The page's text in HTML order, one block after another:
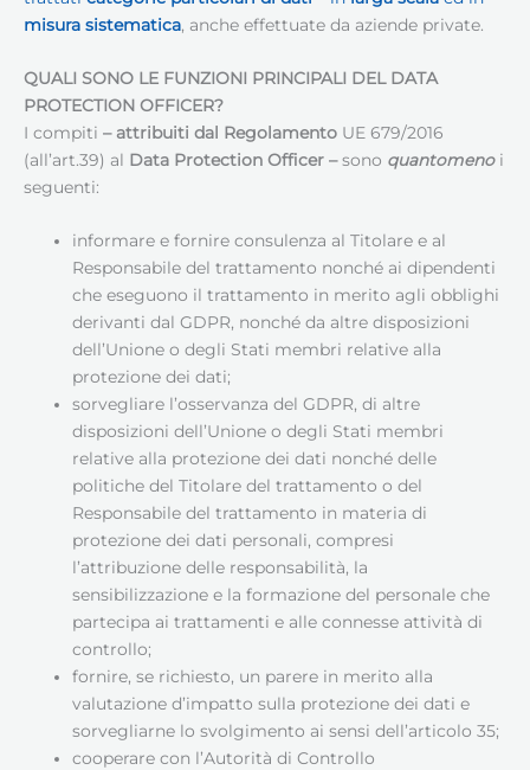
misura sistematica, anche effettuate da aziende private.
QUALI SONO LE FUNZIONI PRINCIPALI DEL DATA
PROTECTION OFFICER?
I compiti – attribuiti dal Regolamento UE 679/2016
(all’art.39) al Data Protection Officer –sono quantomenoi
seguenti:
informare e fornire consulenza al Titolare e al
Responsabile del trattamento nonché ai dipendenti
che eseguono il trattamento in merito agli obblighi
derivanti dal GDPR, nonché da altre disposizioni
dell’Unione o degli Stati membri relative alla
protezione dei dati;
sorvegliare l’osservanza del GDPR, di altre
disposizioni dell’Unione o degli Stati membri
relative alla protezione dei dati nonché delle
politiche del Titolare del trattamento o del
Responsabile del trattamento in materia di
protezione dei dati personali, compresi
l’attribuzione delle responsabilità, la
sensibilizzazione e la formazione del personale che
partecipa ai trattamenti e alle connesse attività di
controllo;
fornire, se richiesto, un parere in merito alla
valutazione d’impatto sulla protezione dei dati e
sorvegliarne lo svolgimento ai sensi dell’articolo 35;
cooperare con l’Autorità di Controllo